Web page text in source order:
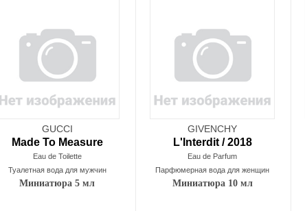
GUCCI
Made To Measure
Eau de Toilette
Туалетная вода для мужчин
Миниатюра 5 мл
GIVENCHY
L'Interdit / 2018
Eau de Parfum
Парфюмерная вода для женщин
Миниатюра 10 мл